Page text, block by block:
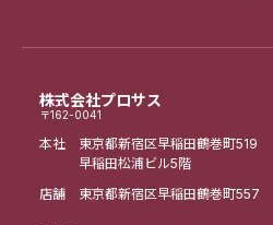
株式会社プロサス
〒162-0041
本社 東京都新宿区早稲田鶴巻町519
早稲田松浦ビル5階
店舗 東京都新宿区早稲田鶴巻町557